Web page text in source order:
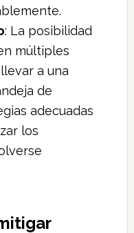
: La posibilidad
múltiples
a una
de
adecuadas
los